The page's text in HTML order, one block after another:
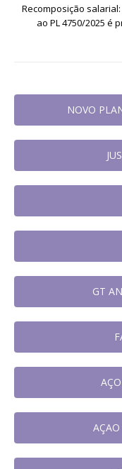
Recomposição
ao PL 4750/2025 é
NOVO
GT